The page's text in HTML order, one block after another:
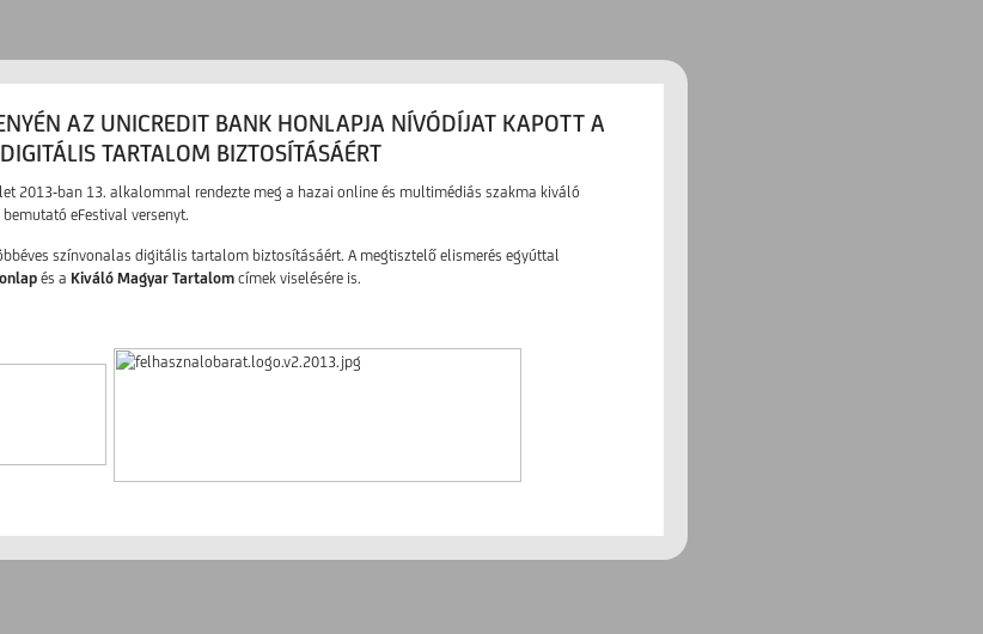
AZ UNICREDIT BANK HONLAPJA NÍVÓDÍJAT KAPOTT A
TARTALOM BIZTOSÍTÁSÁÉRT
2013-ban 13. alkalommal rendezte meg a hazai online és multimédiás szakma kiváló
eFestival versenyt.
színvonalas digitális tartalom biztosításáért. A megtisztelő elismerés egyúttal
és a Kiváló Magyar Tartalom címek viselésére is.